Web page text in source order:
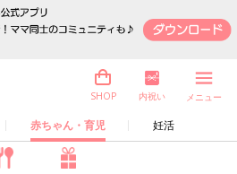
赤ちゃん・育児 妊活
SHOP 内祝い メニュー